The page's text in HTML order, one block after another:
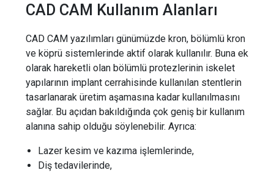
CAD CAM Kullanım Alanları
CAD CAM yazılımları günümüzde kron, bölümlü kron
ve köprü sistemlerinde aktif olarak kullanılır. Buna ek
olarak hareketli olan bölümlü protezlerinin iskelet
yapılarının implant cerrahisinde kullanılan stentlerin
tasarlanarak üretim aşamasına kadar kullanılmasını
sağlar. Bu açıdan bakıldığında çok geniş bir kullanım
alanına sahip olduğu söylenebilir. Ayrıca:
Lazer kesim ve kazıma işlemlerinde,
Diş tedavilerinde,